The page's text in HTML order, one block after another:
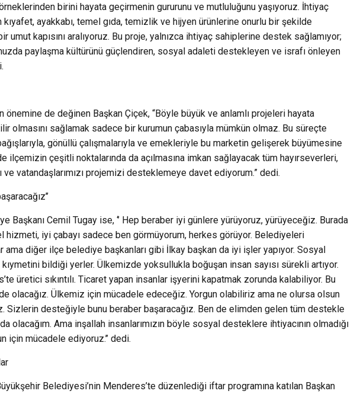
birini hayata geçirmenin gururunu ve mutluluğunu yaşıyoruz. İhtiyaç
kıyafet, ayakkabı, temel gıda, temizlik ve hijyen ürünlerine onurlu bir şekilde
umut kapısını aralıyoruz. Bu proje, yalnızca ihtiyaç sahiplerine destek sağlamıyor;
paylaşma kültürünü güçlendiren, sosyal adaleti destekleyen ve israfı önleyen
önemine de değinen Başkan Çiçek, “Böyle büyük ve anlamlı projeleri hayata
olmasını sağlamak sadece bir kurumun çabasıyla mümkün olmaz. Bu süreçte
gönüllü çalışmalarıyla ve emekleriyle bu marketin gelişerek büyümesine
ilçemizin çeşitli noktalarında da açılmasına imkan sağlayacak tüm hayırseverleri,
ve vatandaşlarımızı projemizi desteklemeye davet ediyorum.” dedi.
Başkanı Cemil Tugay ise, ‘’ Hep beraber iyi günlere yürüyoruz, yürüyeceğiz. Burada
hizmeti, iyi çabayı sadece ben görmüyorum, herkes görüyor. Belediyeleri
ama diğer ilçe belediye başkanları gibi İlkay başkan da iyi işler yapıyor. Sosyal
kıymetini bildiği yerler. Ülkemizde yoksullukla boğuşan insan sayısı sürekli artıyor.
üretici sıkıntılı. Ticaret yapan insanlar işyerini kapatmak zorunda kalabiliyor. Bu
olacağız. Ülkemiz için mücadele edeceğiz. Yorgun olabiliriz ama ne olursa olsun
Sizlerin desteğiyle bunu beraber başaracağız. Ben de elimden gelen tüm destekle
olacağım. Ama inşallah insanlarımızın böyle sosyal desteklere ihtiyacının olmadığı
için mücadele ediyoruz.’’ dedi.
Belediyesi’nin Menderes’te düzenlediği iftar programına katılan Başkan